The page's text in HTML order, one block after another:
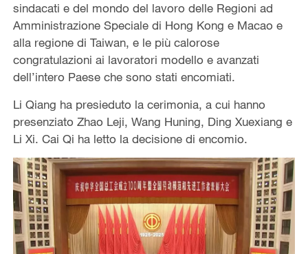
sindacati e del mondo del lavoro delle Regioni ad
Amministrazione Speciale di Hong Kong e Macao e
alla regione di Taiwan, e le più calorose
congratulazioni ai lavoratori modello e avanzati
dell’intero Paese che sono stati encomiati.
Li Qiang ha presieduto la cerimonia, a cui hanno
presenziato Zhao Leji, Wang Huning, Ding Xuexiang e
Li Xi. Cai Qi ha letto la decisione di encomio.